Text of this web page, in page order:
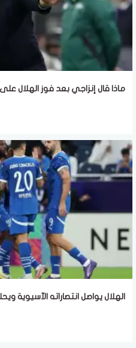
ماذا قال إنزاجي بعد فوز الهلال
الهلال يواصل انتصاراته الآسيوية